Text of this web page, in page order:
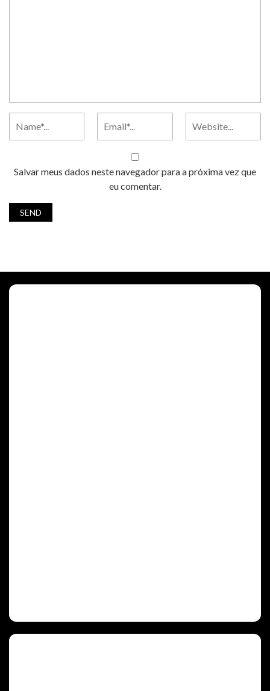
Salvar meus dados neste navegador para a próxima vez que
eu comentar.